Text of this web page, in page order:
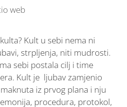
web
Kult u sebi nema ni
strpljenja, niti mudrosti.
sebi postala cilj i time
Kult je ljubav zamjenio
iz prvog plana i nju
procedura, protokol,